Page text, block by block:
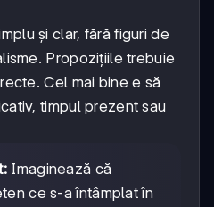
și clar, fără figuri de
Propozițiile trebuie
Cel mai bine e să
timpul prezent sau
Imaginează că
ce s-a întâmplat în